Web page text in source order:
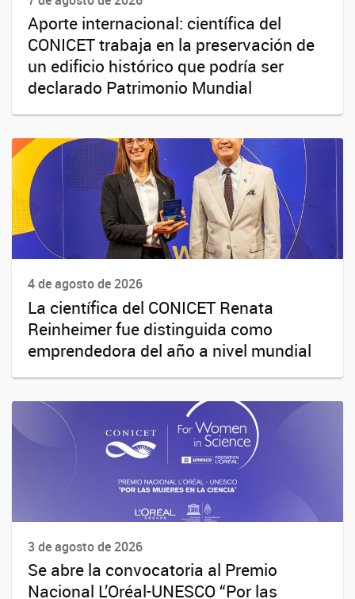
Aporte internacional: científica del
CONICET trabaja en la preservación de
un edificio histórico que podría ser
declarado Patrimonio Mundial
4 de agosto de 2026
La científica del CONICET Renata
Reinheimer fue distinguida como
emprendedora del año a nivel mundial
3 de agosto de 2026
Se abre la convocatoria al Premio
Nacional L’Oréal-UNESCO “Por las